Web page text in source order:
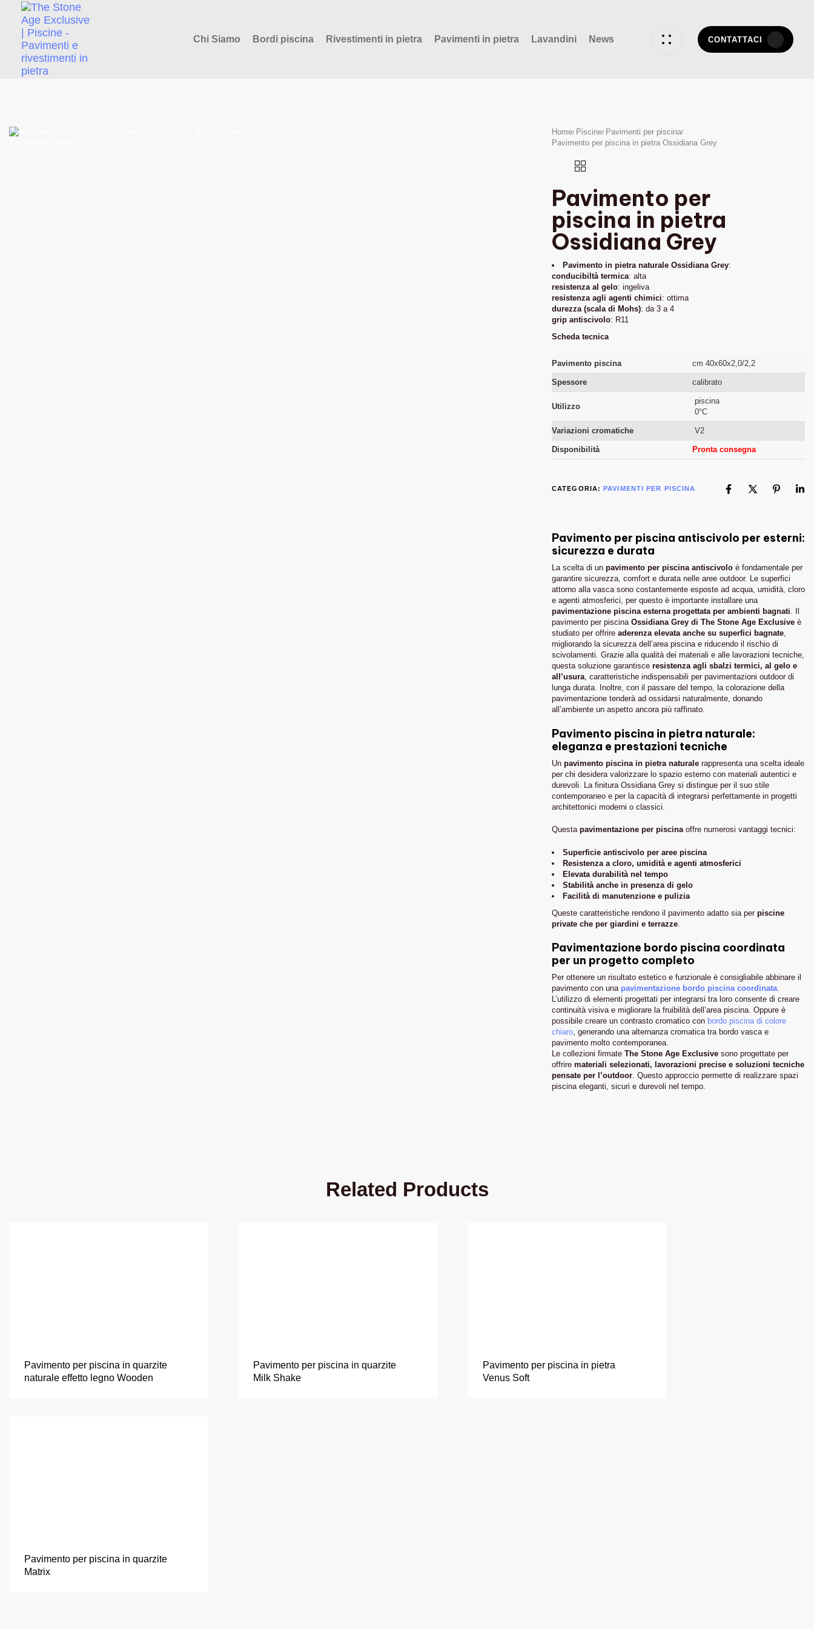
Chi Siamo Bordi piscina Rivestimenti in pietra Pavimenti in pietra Lavandini News CONTATTACI
Home Piscine Pavimenti per piscina
Pavimento per piscina in pietra Ossidiana Grey
Pavimento per
piscina in pietra
Ossidiana Grey
Pavimento in pietra naturale Ossidiana Grey:
conducibiltà termica: alta
resistenza al gelo: ingeliva
resistenza agli agenti chimici: ottima
durezza (scala di Mohs): da 3 a 4
grip antiscivolo: R11
Scheda tecnica
Pavimento piscina cm 40x60x2,0/2,2
Spessore calibrato
Utilizzo
piscina
0°C
Variazioni cromatiche V2
Disponibilità Pronta consegna
CATEGORIA:PAVIMENTI PER PISCINA
Pavimento per piscina antiscivolo per esterni:
sicurezza e durata
La scelta di un pavimento per piscina antiscivolo è fondamentale per
garantire sicurezza, comfort e durata nelle aree outdoor. Le superfici
attorno alla vasca sono costantemente esposte ad acqua, umidità, cloro
e agenti atmosferici, per questo è importante installare una
pavimentazione piscina esterna progettata per ambienti bagnati. Il
pavimento per piscina Ossidiana Grey di The Stone Age Exclusive è
studiato per offrire aderenza elevata anche su superfici bagnate,
migliorando la sicurezza dell’area piscina e riducendo il rischio di
scivolamenti. Grazie alla qualità dei materiali e alle lavorazioni tecniche,
questa soluzione garantisce resistenza agli sbalzi termici, al gelo e
all’usura, caratteristiche indispensabili per pavimentazioni outdoor di
lunga durata. Inoltre, con il passare del tempo, la colorazione della
pavimentazione tenderà ad ossidarsi naturalmente, donando
all’ambiente un aspetto ancora più raffinato.
Pavimento piscina in pietra naturale:
eleganza e prestazioni tecniche
Un pavimento piscina in pietra naturale rappresenta una scelta ideale
per chi desidera valorizzare lo spazio esterno con materiali autentici e
durevoli. La finitura Ossidiana Grey si distingue per il suo stile
contemporaneo e per la capacità di integrarsi perfettamente in progetti
architettonici moderni o classici.
Questa pavimentazione per piscinaoffre numerosi vantaggi tecnici:
Superficie antiscivolo per aree piscina
Resistenza a cloro, umidità e agenti atmosferici
Elevata durabilità nel tempo
Stabilità anche in presenza di gelo
Facilità di manutenzione e pulizia
Queste caratteristiche rendono il pavimento adatto sia per piscine
private che per giardini e terrazze
Pavimentazione bordo piscina coordinata
per un progetto completo
Per ottenere un risultato estetico e funzionale è consigliabile abbinare il
pavimento con una pavimentazione bordo piscina coordinata.
L’utilizzo di elementi progettati per integrarsi tra loro consente di creare
continuità visiva e migliorare la fruibilità dell’area piscina. Oppure è
possibile creare un contrasto cromatico con bordo piscina di colore
chiaro, generando una alternanza cromatica tra bordo vasca e
pavimento molto contemporanea.
Le collezioni firmate The Stone Age Exclusive sono progettate per
offrire materiali selezionati, lavorazioni precise e soluzioni tecniche
pensate per l’outdoor. Questo approccio permette di realizzare spazi
piscina eleganti, sicuri e durevoli nel tempo.
Related Products
Pavimento per piscina in quarzite
naturale effetto legno Wooden
Pavimento per piscina in quarzite
Milk Shake
Pavimento per piscina in pietra
Venus Soft
Pavimento per piscina in quarzite
Matrix